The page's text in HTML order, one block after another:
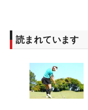
読まれています